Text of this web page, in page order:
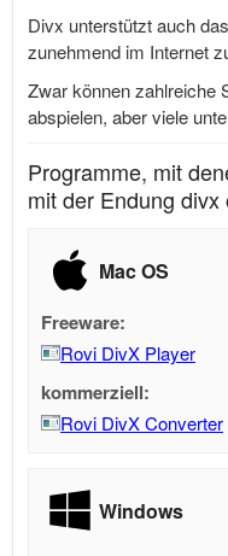
Divx unterstützt auch
zunehmend im Internet
Zwar können zahlreiche
abspielen, aber viele
Programme, mit
mit der Endung divx
Mac OS
Freeware:
Rovi DivX Player
kommerziell:
Rovi DivX Converter
Windows